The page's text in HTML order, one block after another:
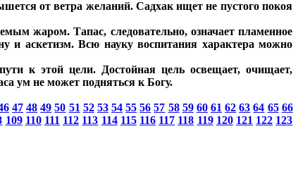
от ветра желаний. Садхак ищет не пустого покоя
жаром. Тапас, следовательно, означает пламенное
и аскетизм. Всю науку воспитания характера можно
к этой цели. Достойная цель освещает, очищает,
ум не может подняться к Богу.
47 48 49 50 51 52 53 54 55 56 57 58 59 60 61 62 63 64 65 66
109 110 111 112 113 114 115 116 117 118 119 120 121 122 123